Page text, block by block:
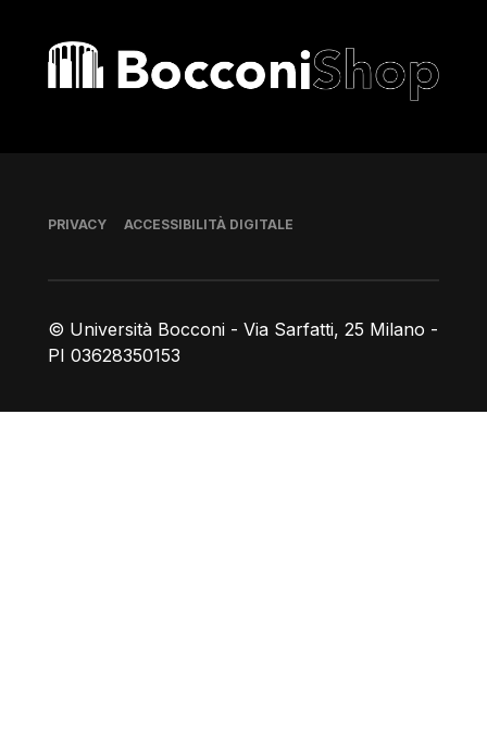
Bocconi shop
© Università Bocconi - Via Sarfatti, 25 Milano -
PI 03628350153
Piè di pagina
PRIVACY ACCESSIBILITÀ DIGITALE